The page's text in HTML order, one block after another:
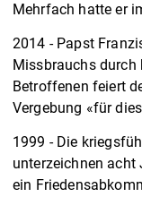
Mehrfach hatte er
2014 - Papst
Missbrauchs
Betroffenen feiert
Vergebung «für
1999 - Die
unterzeichnen acht
ein